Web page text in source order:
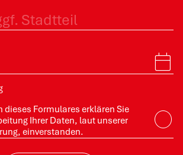
dieses Formulares erklären Sie
Ihrer Daten, laut unserer
einverstanden.